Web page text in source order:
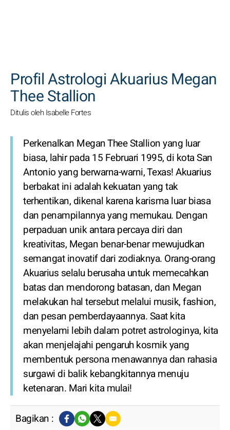
Profil Astrologi Akuarius Megan
Thee Stallion
Ditulis oleh Isabelle Fortes
Perkenalkan Megan Thee Stallion yang luar
biasa, lahir pada 15 Februari 1995, di kota San
Antonio yang berwarna-warni, Texas! Akuarius
berbakat ini adalah kekuatan yang tak
terhentikan, dikenal karena karisma luar biasa
dan penampilannya yang memukau. Dengan
perpaduan unik antara percaya diri dan
kreativitas, Megan benar-benar mewujudkan
semangat inovatif dari zodiaknya. Orang-orang
Akuarius selalu berusaha untuk memecahkan
batas dan mendorong batasan, dan Megan
melakukan hal tersebut melalui musik, fashion,
dan pesan pemberdayaannya. Saat kita
menyelami lebih dalam potret astrologinya, kita
akan menjelajahi pengaruh kosmik yang
membentuk persona menawannya dan rahasia
surgawi di balik kebangkitannya menuju
ketenaran. Mari kita mulai!
Bagikan :